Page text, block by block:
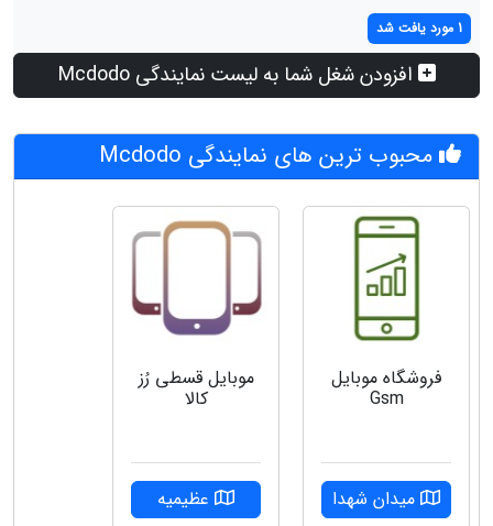
1 مورد یافت شد
افزودن شغل شما به لیست نمایندگی Mcdodo
محبوب ترین های نمایندگی Mcdodo
فروشگاه موبایل
Gsm
میدان شهدا
موبایل قسطی رُز
کالا
عظیمیه